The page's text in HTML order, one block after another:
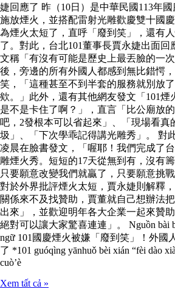
婕回應了 昨（10日）是中華民國113年
施放煙火，並搭配雷射光雕歡慶雙十國
為煙火太短了，直呼「廢到笑」，還有
了。對此，台北101董事長賈永婕出面回
文稱「有沒有可能是歷史上最丟臉的一
後，旁邊的所有外國人都感到無比錯愕
笑，「這種甚至不到半套的服務就別放
欸。」此外，還有其他網友發文「101煙
是不是卡住了啊？」，直言「比公廟放
吧，2發根本可以省起來」、「現場看真
圾」、「下次學乖記得講光雕秀」。 對
凌晨在臉書發文，「喔耶！我們完成了
雕煙火秀。短短的17天從無到有，沒有
只要願意改變我們就贏了，只要願意挑
對於外界批評煙火太短，賈永婕則解釋
關係來不及找贊助，賈董就自己想辦法
出來」，並歡迎明年各大企業一起來贊
絕對可以讓大家驚喜連連」。 Nguồn bài
ngữ 101國慶煙火被嫌「廢到笑」！外國
了 *101 guóqìng yānhuǒ bèi xián “fèi dào
cuò’è
Xem tất cả »